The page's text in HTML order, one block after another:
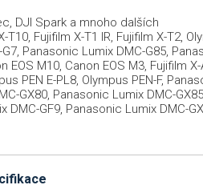
DJI Spark a mnoho dalších
Fujifilm X-T1 IR, Fujifilm X-T2,
Panasonic Lumix DMC-G85,
M10, Canon EOS M3, Fujifilm
PEN E-PL8, Olympus PEN-F,
GX80, Panasonic Lumix DMC-
GF9, Panasonic Lumix DMC-